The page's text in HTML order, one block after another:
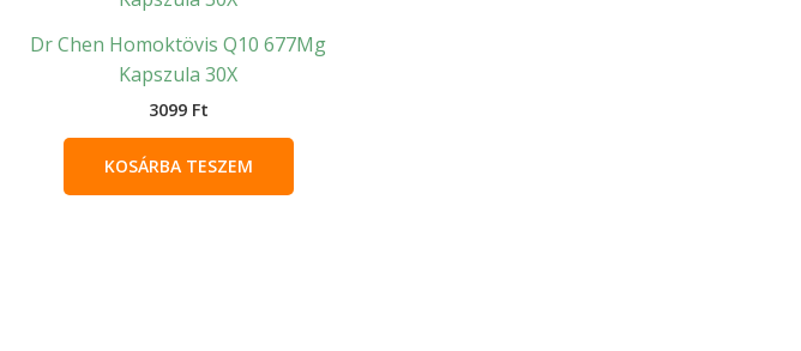
Dr Chen Homoktövis Q10 677Mg
Kapszula 30X
3099 Ft
KOSÁRBA TESZEM